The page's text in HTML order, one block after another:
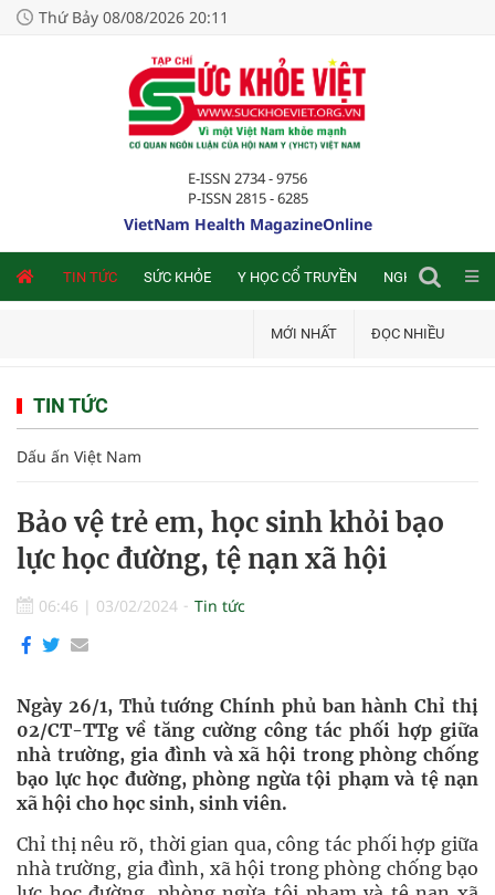
Thứ Bảy 08/08/2026 20:11
E-ISSN 2734 - 9756
P-ISSN 2815 - 6285
VietNam Health MagazineOnline
TIN TỨC SỨC KHỎE Y HỌC CỔ TRUYỀN NGHIÊN CỨU
MỚI NHẤT ĐỌC NHIỀU
TIN TỨC
Dấu ấn Việt Nam
Bảo vệ trẻ em, học sinh khỏi bạo
lực học đường, tệ nạn xã hội
06:46 | 03/02/2024 Tin tức
Ngày 26/1, Thủ tướng Chính phủ ban hành Chỉ thị
02/CT-TTg về tăng cường công tác phối hợp giữa
nhà trường, gia đình và xã hội trong phòng chống
bạo lực học đường, phòng ngừa tội phạm và tệ nạn
xã hội cho học sinh, sinh viên.
Chỉ thị nêu rõ, thời gian qua, công tác phối hợp giữa
nhà trường, gia đình, xã hội trong phòng chống bạo